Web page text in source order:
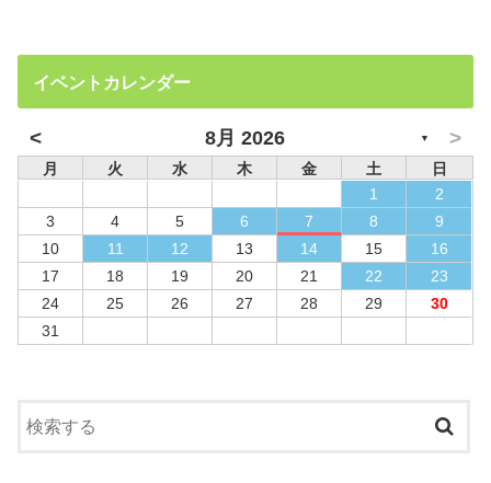
イベントカレンダー
< 8月 2026 ▼ >
月 火 水 木 金 土
日
1
2
3
4 5 6 7 8
9
10
11 12 13 14 15
16
17
18 19 20 21 22
23
24
25 26 27 28 29
30
31